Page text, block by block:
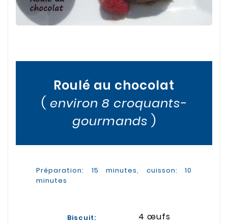
Roulé au chocolat
( environ 8 croquants-
gourmands )
Préparation: 15 minutes, cuisson: 10
minutes
Biscuit:
4 œufs